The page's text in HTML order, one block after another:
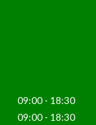
09:00 - 18:30
09:00 - 18:30